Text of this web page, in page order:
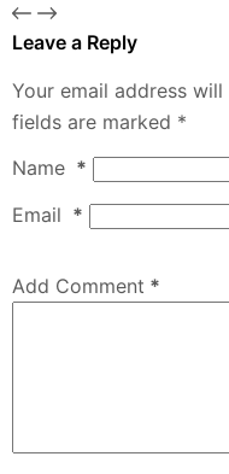
Leave a Reply
Your email address
fields are marked *
Name *
Email *
Add Comment *